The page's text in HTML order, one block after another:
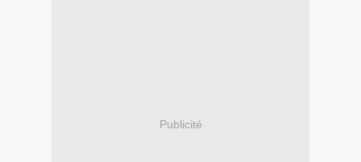
Publicité